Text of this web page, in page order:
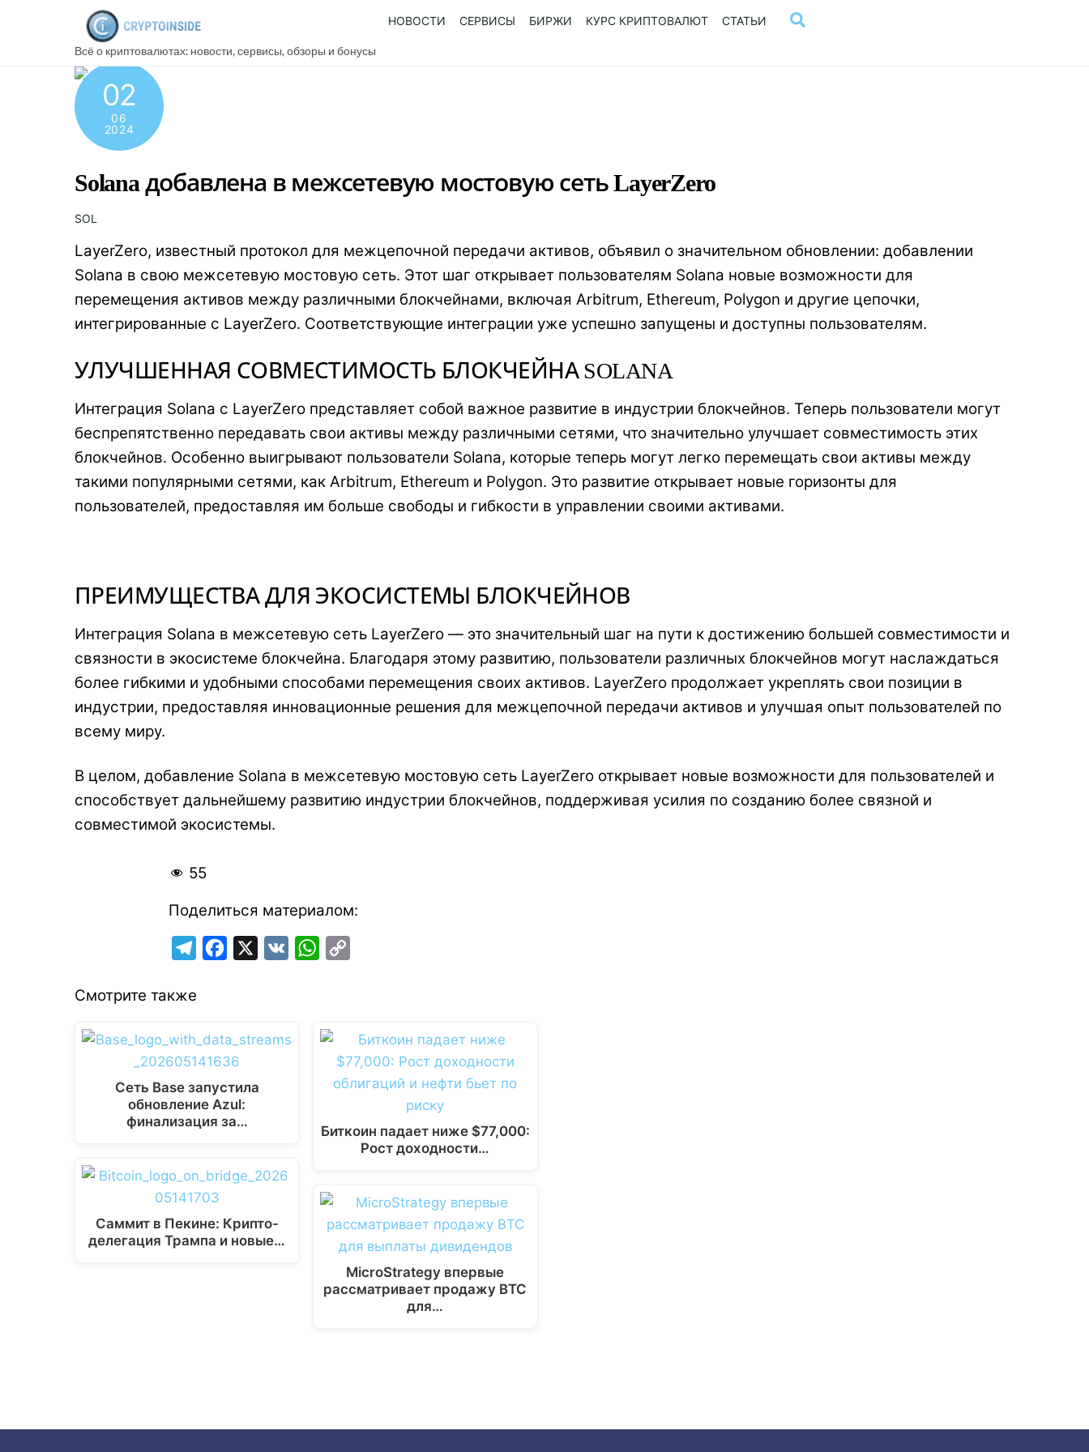
Всё о криптовалютах: новости, сервисы, обзоры и бонусы
НОВОСТИ СЕРВИСЫ БИРЖИ КУРС КРИПТОВАЛЮТ СТАТЬИ
02
06
2024
Solana добавлена в межсетевую мостовую сеть LayerZero
SOL
LayerZero, известный протокол для межцепочной передачи активов, объявил о значительном обновлении: добавлении
Solana в свою межсетевую мостовую сеть. Этот шаг открывает пользователям Solana новые возможности для
перемещения активов между различными блокчейнами, включая Arbitrum, Ethereum, Polygon и другие цепочки,
интегрированные с LayerZero. Соответствующие интеграции уже успешно запущены и доступны пользователям.
УЛУЧШЕННАЯ СОВМЕСТИМОСТЬ БЛОКЧЕЙНА SOLANA
Интеграция Solana с LayerZero представляет собой важное развитие в индустрии блокчейнов. Теперь пользователи могут
беспрепятственно передавать свои активы между различными сетями, что значительно улучшает совместимость этих
блокчейнов. Особенно выигрывают пользователи Solana, которые теперь могут легко перемещать свои активы между
такими популярными сетями, как Arbitrum, Ethereum и Polygon. Это развитие открывает новые горизонты для
пользователей, предоставляя им больше свободы и гибкости в управлении своими активами.
ПРЕИМУЩЕСТВА ДЛЯ ЭКОСИСТЕМЫ БЛОКЧЕЙНОВ
Интеграция Solana в межсетевую сеть LayerZero — это значительный шаг на пути к достижению большей совместимости и
связности в экосистеме блокчейна. Благодаря этому развитию, пользователи различных блокчейнов могут наслаждаться
более гибкими и удобными способами перемещения своих активов. LayerZero продолжает укреплять свои позиции в
индустрии, предоставляя инновационные решения для межцепочной передачи активов и улучшая опыт пользователей по
всему миру.
В целом, добавление Solana в межсетевую мостовую сеть LayerZero открывает новые возможности для пользователей и
способствует дальнейшему развитию индустрии блокчейнов, поддерживая усилия по созданию более связной и
совместимой экосистемы.
55
Поделиться материалом:
g
r
a
m
b
o
o
k
W
s
n
Смотрите также
Сеть Base запустила
обновление Azul:
финализация за…
Саммит в Пекине: Крипто-
делегация Трампа и новые…
Биткоин падает ниже $77,000:
Рост доходности…
MicroStrategy впервые
рассматривает продажу BTC
для…